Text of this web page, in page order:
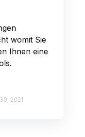
womit Sie
Ihnen eine
2021